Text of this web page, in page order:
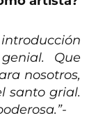
Que
nosotros,
santo grial.